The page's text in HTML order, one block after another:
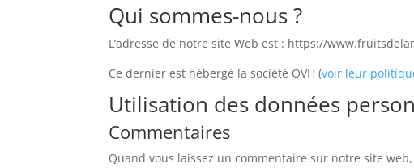
Qui sommes-nous ?
L’adresse de notre site Web est : https://
Ce dernier est hébergé la société OVH (voir leur
Utilisation des données
Commentaires
Quand vous laissez un commentaire sur notre site